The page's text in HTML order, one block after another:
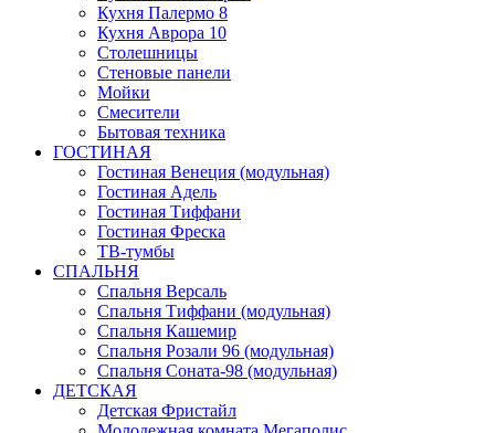
Кухня Палермо 8
Кухня Аврора 10
Столешницы
Стеновые панели
Мойки
Смесители
Бытовая техника
ГОСТИНАЯ
Гостиная Венеция (модульная)
Гостиная Адель
Гостиная Тиффани
Гостиная Фреска
ТВ-тумбы
СПАЛЬНЯ
Спальня Версаль
Спальня Тиффани (модульная)
Спальня Кашемир
Спальня Розали 96 (модульная)
Спальня Соната-98 (модульная)
ДЕТСКАЯ
Детская Фристайл